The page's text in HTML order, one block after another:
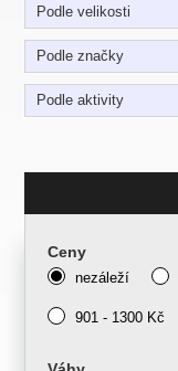
Podle velikosti
Podle značky
Podle aktivity
Ceny
nezáleží
901 - 1300 Kč